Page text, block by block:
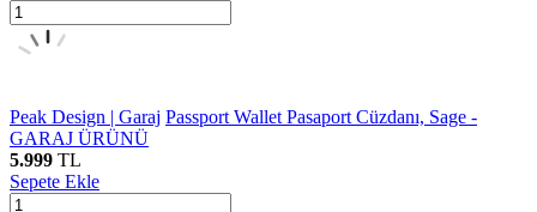
Peak Design | Garaj Passport Wallet Pasaport Cüzdanı, Sage -
GARAJ ÜRÜNÜ
5.999 TL
Sepete Ekle